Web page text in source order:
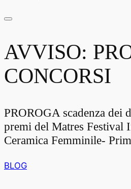
AVVISO:
CONCORSI
PROROGA scadenza dei
premi del Matres Festival
Ceramica Femminile-
BLOG